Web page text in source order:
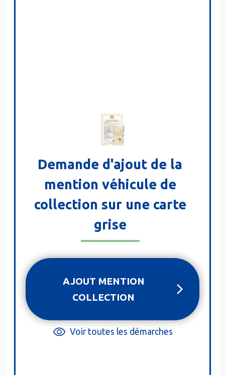
Demande d'ajout de la
mention véhicule de
collection sur une carte
grise
AJOUT MENTION
COLLECTION
Voir toutes les démarches